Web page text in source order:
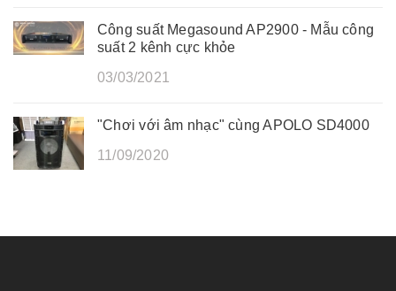
Công suất Megasound AP2900 - Mẫu công
suất 2 kênh cực khỏe
03/03/2021
"Chơi với âm nhạc" cùng APOLO SD4000
11/09/2020